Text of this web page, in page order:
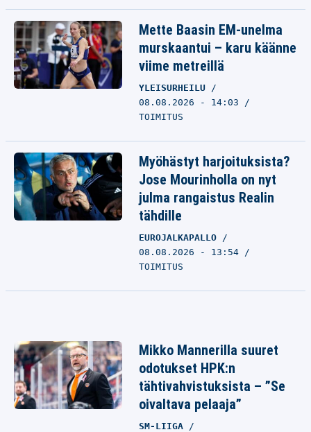
Mette Baasin EM-unelma
murskaantui – karu käänne
viime metreillä
YLEISURHEILU
08.08.2026 - 14:03
TOIMITUS
Myöhästyt harjoituksista?
Jose Mourinholla on nyt
julma rangaistus Realin
tähdille
EUROJALKAPALLO
08.08.2026 - 13:54
TOIMITUS
Mikko Mannerilla suuret
odotukset HPK:n
tähtivahvistuksista – ”Se
oivaltava pelaaja”
SM-LIIGA